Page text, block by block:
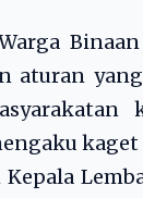
aturan
kaget